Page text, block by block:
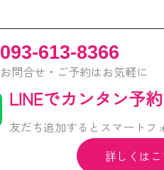
093-613-8366
お問合せ・ご予約はお気軽に
LINEでカンタン予約
友だち追加するとスマートフ
詳しくはこ